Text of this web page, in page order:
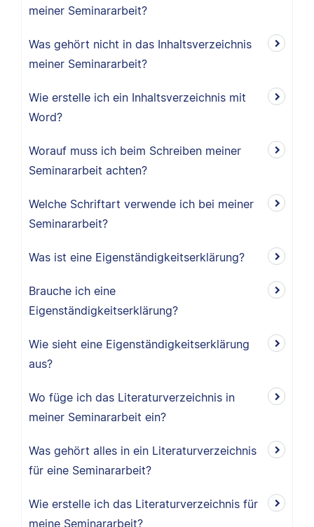
meiner Seminararbeit?
Was gehört nicht in das Inhaltsverzeichnis
meiner Seminararbeit?
Wie erstelle ich ein Inhaltsverzeichnis mit
Word?
Worauf muss ich beim Schreiben meiner
Seminararbeit achten?
Welche Schriftart verwende ich bei meiner
Seminararbeit?
Was ist eine Eigenständigkeitserklärung?
Brauche ich eine
Eigenständigkeitserklärung?
Wie sieht eine Eigenständigkeitserklärung
aus?
Wo füge ich das Literaturverzeichnis in
meiner Seminararbeit ein?
Was gehört alles in ein Literaturverzeichnis
für eine Seminararbeit?
Wie erstelle ich das Literaturverzeichnis für
meine Seminararbeit?